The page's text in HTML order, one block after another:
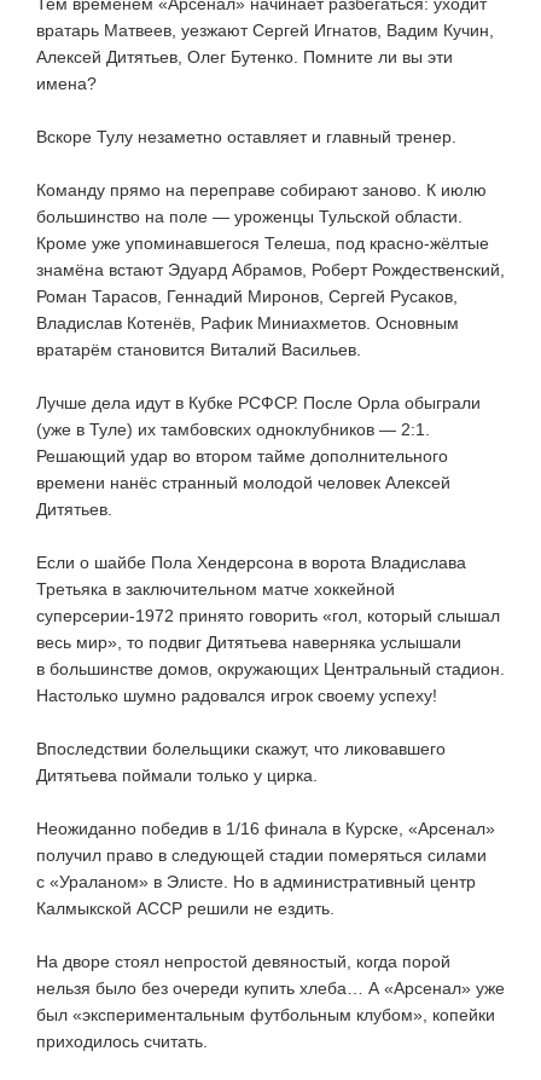
вратарь Матвеев, уезжают Сергей Игнатов, Вадим Кучин,
Алексей Дитятьев, Олег Бутенко. Помните ли вы эти
имена?
Вскоре Тулу незаметно оставляет и главный тренер.
Команду прямо на переправе собирают заново. К июлю
большинство на поле — уроженцы Тульской области.
Кроме уже упоминавшегося Телеша, под красно-жёлтые
знамёна встают Эдуард Абрамов, Роберт Рождественский,
Роман Тарасов, Геннадий Миронов, Сергей Русаков,
Владислав Котенёв, Рафик Миниахметов. Основным
вратарём становится Виталий Васильев.
Лучше дела идут в Кубке РСФСР. После Орла обыграли
(уже в Туле) их тамбовских одноклубников — 2:1.
Решающий удар во втором тайме дополнительного
времени нанёс странный молодой человек Алексей
Дитятьев.
Если о шайбе Пола Хендерсона в ворота Владислава
Третьяка в заключительном матче хоккейной
суперсерии-1972 принято говорить «гол, который слышал
весь мир», то подвиг Дитятьева наверняка услышали
в большинстве домов, окружающих Центральный стадион.
Настолько шумно радовался игрок своему успеху!
Впоследствии болельщики скажут, что ликовавшего
Дитятьева поймали только у цирка.
Неожиданно победив в 1/16 финала в Курске, «Арсенал»
получил право в следующей стадии померяться силами
с «Ураланом» в Элисте. Но в административный центр
Калмыкской АССР решили не ездить.
На дворе стоял непростой девяностый, когда порой
нельзя было без очереди купить хлеба… А «Арсенал» уже
был «экспериментальным футбольным клубом», копейки
приходилось считать.